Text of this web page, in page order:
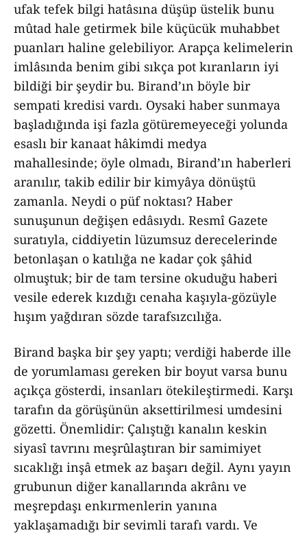
ufak tefek bilgi hatâsına düşüp üstelik bunu
mûtad hale getirmek bile küçücük muhabbet
puanları haline gelebiliyor. Arapça kelimelerin
imlâsında benim gibi sıkça pot kıranların iyi
bildiği bir şeydir bu. Birand’ın böyle bir
sempati kredisi vardı. Oysaki haber sunmaya
başladığında işi fazla götüremeyeceği yolunda
esaslı bir kanaat hâkimdi medya
mahallesinde; öyle olmadı, Birand’ın haberleri
aranılır, takib edilir bir kimyâya dönüştü
zamanla. Neydi o püf noktası? Haber
sunuşunun değişen edâsıydı. Resmî Gazete
suratıyla, ciddiyetin lüzumsuz derecelerinde
betonlaşan o katılığa ne kadar çok şâhid
olmuştuk; bir de tam tersine okuduğu haberi
vesile ederek kızdığı cenaha kaşıyla-gözüyle
hışım yağdıran sözde tarafsızcılığa.
Birand başka bir şey yaptı; verdiği haberde ille
de yorumlaması gereken bir boyut varsa bunu
açıkça gösterdi, insanları ötekileştirmedi. Karşı
tarafın da görüşünün aksettirilmesi umdesini
gözetti. Önemlidir: Çalıştığı kanalın keskin
siyasî tavrını meşrûlaştıran bir samimiyet
sıcaklığı inşâ etmek az başarı değil. Aynı yayın
grubunun diğer kanallarında akrânı ve
meşrepdaşı enkırmenlerin yanına
yaklaşamadığı bir sevimli tarafı vardı. Ve